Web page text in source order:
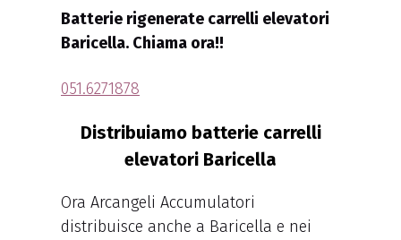
Batterie rigenerate carrelli elevatori
Baricella. Chiama ora!!
051.6271878
Distribuiamo batterie carrelli
elevatori Baricella
Ora Arcangeli Accumulatori
distribuisce anche a Baricella e nei